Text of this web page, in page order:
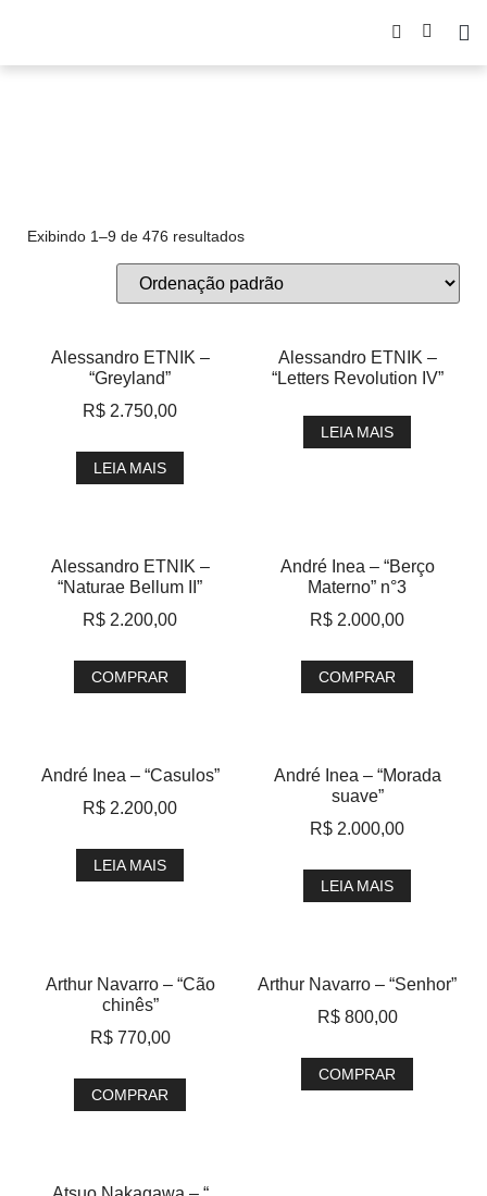
Exibindo 1–9 de 476 resultados
Alessandro ETNIK –
“Greyland”
R$ 2.750,00
LEIA MAIS
Alessandro ETNIK –
“Letters Revolution IV”
LEIA MAIS
Alessandro ETNIK –
“Naturae Bellum II”
R$ 2.200,00
COMPRAR
André Inea – “Berço
Materno” n°3
R$ 2.000,00
COMPRAR
André Inea – “Casulos”
R$ 2.200,00
LEIA MAIS
André Inea – “Morada
suave”
R$ 2.000,00
LEIA MAIS
Arthur Navarro – “Cão
chinês”
R$770,00
COMPRAR
Arthur Navarro – “Senhor”
R$800,00
COMPRAR